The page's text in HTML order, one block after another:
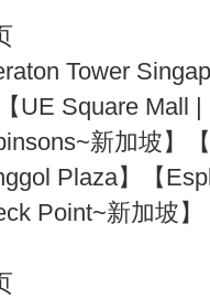
Tower
UE Square Mall
新加坡】
Plaza】【
Point~新加坡】